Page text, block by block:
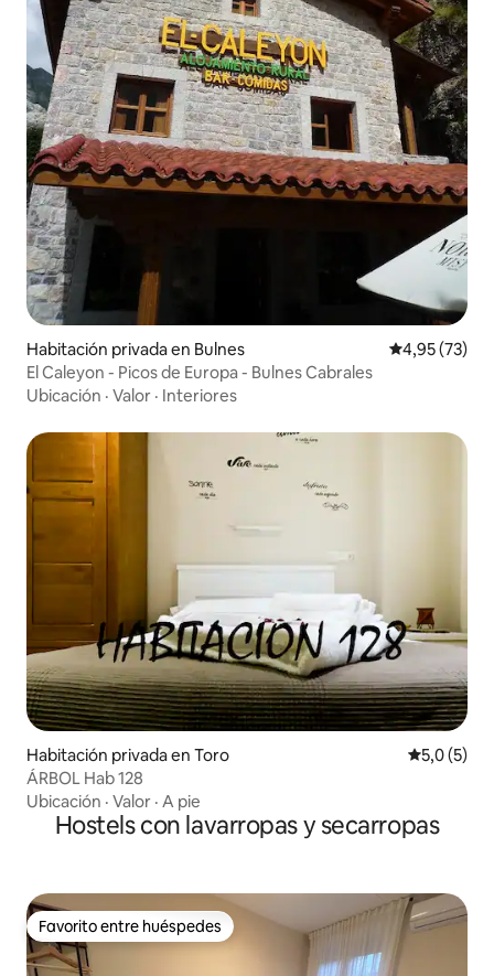
Habitación privada en Bulnes Calificación
4,95 (73)
El Caleyon - Picos de Europa - Bulnes Cabrales
Ubicación · Valor · Interiores
Habitación privada en Toro
5,0 (5)
ÁRBOL Hab 128
Ubicación · Valor · A pie
Hostels con lavarropas y secarropas
Favorito entre huéspedes
Favorito entre huéspedes